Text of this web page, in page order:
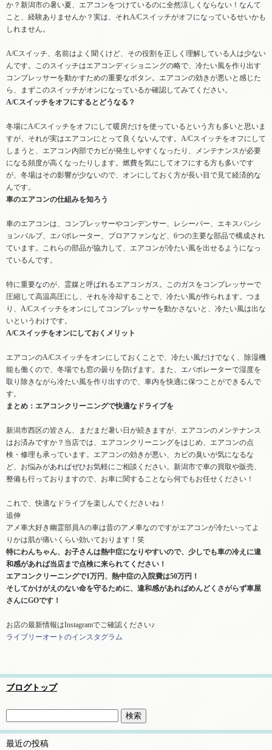
か？新潟市の暑い夏、エアコンをつけているのに全然涼しくならない！なんて
こと、経験ありませんか？実は、それA/Cスイッチがオフになっているせいかも
しれません。
A/Cスイッチ、名前はよく聞くけど、その役割を正しく理解している人は少ない
んです。このスイッチはエアコンディショニングの略で、冷たい風を作り出す
コンプレッサーを動かすための重要なボタン。エアコンの効きが悪いと感じた
ら、まずこのスイッチがオンになっているか確認してみてください。
A/Cスイッチをオフにするとどうなる？
冬場にA/Cスイッチをオフにして暖房だけを使っているという方も多いと思いま
すが、それが実はエアコンにとって良くないんです。A/Cスイッチをオフにして
しまうと、エアコン内部でカビが発生しやすくなったり、メンテナンスが必要
になる頻度が高くなったりします。燃費を気にしてオフにする方も多いです
が、冬場はその影響が少ないので、オンにしておく方が長い目で見て経済的な
んです。
車のエアコンの仕組みを知ろう
車のエアコンは、コンプレッサーやコンデンサー、レシーバー、エキスパンシ
ョンバルブ、エバポレーター、ブロアファンなど、6つの主要な部品で構成され
ています。これらの部品が協力して、エアコンが冷たい風を出せるようになっ
ているんです。
特に重要なのが、霊媒と呼ばれるエアコンガス。このガスをコンプレッサーで
圧縮して高温高圧にし、それを冷却することで、冷たい風が作られます。つま
り、A/Cスイッチをオンにしてコンプレッサーを動かさないと、冷たい風は出な
いというわけです。
A/Cスイッチをオンにしておくメリット
エアコンのA/Cスイッチをオンにしておくことで、冷たい風だけでなく、除湿機
能も働くので、冬場でも窓の曇りを防げます。また、エバポレーターで湿度を
取り除きながら冷たい風を作り出すので、車内を快適に保つことができるんで
す。
まとめ：エアコンクリーニングで快適なドライブを
新潟市西区の皆さん、まだまだ暑い日が続きますが、エアコンのメンテナンス
はお済みですか？当店では、エアコンクリーニングをはじめ、エアコンの点
検・修理も承っています。エアコンの効きが悪い、カビの臭いが気になるな
ど、お悩みがあればぜひお気軽にご相談ください。新潟市で車の買取や販売、
整備も行っておりますので、お車に関することなら何でもお任せください！
これで、快適なドライブを楽しんでくださいね！
追伸
アメ車大好き幽霊部員Aの車は昔のアメ車なのですがエアコンが冷たいってよ
りかは肌が痛いくらい効いております！笑
特にわんちゃん、お子さんは熱中症になりやすいので、少しでも車の冷えに違
和感があれば当店まで点検に来られてください！
エアコンクリーニングで1万円、熱中症の入院費は50万円！
そしてかけがえのない命を守るために、違和感があればめんどくさがらず車屋
さんにGOです！
お店の最新情報はInstagramでご確認ください♪
ライブリーオートのインスタグラム
ブログトップ
最近の投稿